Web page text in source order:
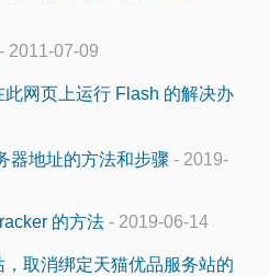
- 2011-07-09
网页上运行 Flash 的解决办
器地址的方法和步骤 - 2019-
的方法 - 2019-06-14
取消绑定天猫优品服务站的